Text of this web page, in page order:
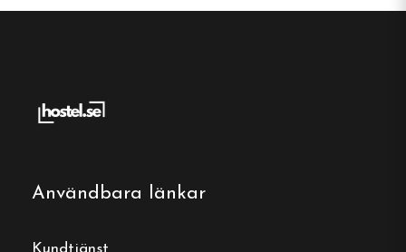
Webbplats:
Boka ditt boende
Användbara länkar
Kundtjänst